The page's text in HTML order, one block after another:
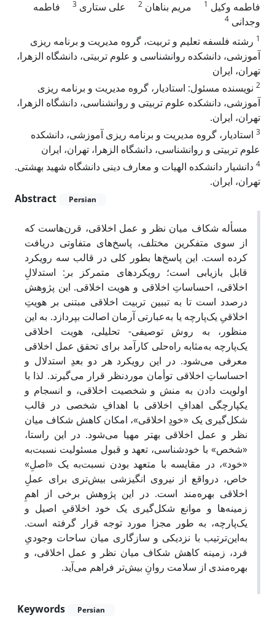
فاطمه وکیل 1 مریم بناهان 2 علی ستاری 3
فاطمه
وجدانی 4
1 رشته فلسفه تعلیم و تربیت، گروه مدیریت و برنامه ریزی
آموزشی، دانشکده روانشناسی و علوم تربیتی، دانشگاه الزهرا،
تهران، ایران
2 نویسنده مسئول: استادیار، گروه مدیریت و برنامه ریزی
آموزشی، دانشکده علوم تربیتی و روانشناسی، دانشگاه الزهرا،
تهران، ایران.
3 استادیار، گروه مدیریت و برنامه ریزی آموزشی، دانشکده
علوم تربیتی و روانشناسی، دانشگاه الزهرا، تهران، ایران
4 دانشیار دانشکده الهیات و معارف دینی دانشگاه شهید بهشتی.
تهران، ایران.
Abstract
Persian
مسأله شکاف میان نظر و عمل اخلاقی، قرن‌هاست که
از سوی متفکرین مختلف، پاسخ‌های متفاوتی دریافت
کرده است. این پاسخ‌ها بطور کلی در قالب سه رویکرد
قابل بازیابی است؛ رویکردهای متمرکز بر: استدلالِ
اخلاقی، احساساتِ اخلاقی و هویت اخلاقی. این پژوهش
درصدد است تا به تببین تربیت اخلاقی مبتنی بر هویتِ
اخلاقیِ یک‌پارچه یا به‌عبارتی آرمان اصالت بپردازد. به این
منظور، به روش توصیفی- تحلیلی، هویت اخلاقی
یک‌پارچه به‌مثابه راه‌حلی کارآمد برای تحقق عمل اخلاقی
معرفی می‌شود. در این رویکرد هر دو بعدِ استدلال و
احساساتِ اخلاقی توأمان موردنظر قرار می‌گیرند. لذا با
اولویت دادن به منش و شخصیت اخلاقی، و انسجام و
یکپارچگی اهدافِ اخلاقی با اهدافِ شخصی در قالب
شکل‌گیری یک «خودِ اخلاقی»، امکان کاهش شکاف میان
نظر و عمل اخلاقی بهتر مهیا می‌شود. در این راستا،
«شخص» با خودشناسی، تعهد و قبول مسئولیت نسبت‌به
«خود»، در مقایسه با متعهد بودن نسبت‌به یک «اصلِ»
خاص، درواقع از نیروی انگیزشی بیش‌تری برای عملِ
اخلاقی بهره‌مند است. در این پژوهش برخی از اهمِ
زمینه‌ها و موانع شکل‌گیری یک خود اخلاقیِ اصیل و
یک‌پارچه، به طور مجزا مورد توجه قرار گرفته است.
به‌این‌ترتیب با نزدیکی و سازگاری میان ساحات وجودی‌ِ
فرد، زمینه کاهش شکاف میان نظر و عمل اخلاقی، و
بهره‌مندی از سلامت روانِ بیش‌تر فراهم می‌آید.
Keywords Persian